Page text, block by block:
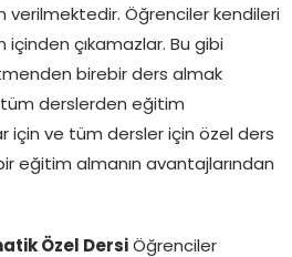
Öğrenciler kendileri
içinden çıkamazlar. Bu gibi
birebir ders almak
derslerden eğitim
için ve tüm dersler için özel ders
eğitim almanın avantajlarından
Özel Dersi Öğrenciler